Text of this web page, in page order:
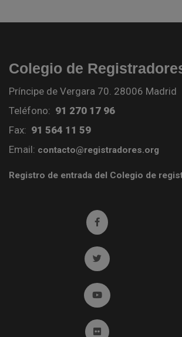
Colegio de
Príncipe de Vergara 70. 28006 Madrid
Teléfono: 91 270 17 96
Fax: 91 564 11 59
Email: contacto@registradores.org
Registro de entrada del Colegio de
Ir a facebook (abre
Ir a twitter (abre en
Ir a YouTube (abre
Ir a Flickr (abre en